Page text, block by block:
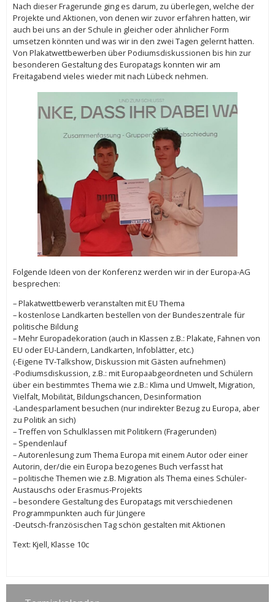
Nach dieser Fragerunde ging es darum, zu überlegen, welche der
Projekte und Aktionen, von denen wir zuvor erfahren hatten, wir
auch bei uns an der Schule in gleicher oder ähnlicher Form
umsetzen könnten und was wir in den zwei Tagen gelernt hatten.
Von Plakatwettbewerben über Podiumsdiskussionen bis hin zur
besonderen Gestaltung des Europatags konnten wir am
Freitagabend vieles wieder mit nach Lübeck nehmen.
Folgende Ideen von der Konferenz werden wir in der Europa-AG
besprechen:
– Plakatwettbewerb veranstalten mit EU Thema
– kostenlose Landkarten bestellen von der Bundeszentrale für
politische Bildung
– Mehr Europadekoration (auch in Klassen z.B.: Plakate, Fahnen von
EU oder EU-Ländern, Landkarten, Infoblätter, etc.)
(-Eigene TV-Talkshow, Diskussion mit Gästen aufnehmen)
-Podiumsdiskussion, z.B.: mit Europaabgeordneten und Schülern
über ein bestimmtes Thema wie z.B.: Klima und Umwelt, Migration,
Vielfalt, Mobilität, Bildungschancen, Desinformation
-Landesparlament besuchen (nur indirekter Bezug zu Europa, aber
zu Politik an sich)
– Treffen von Schulklassen mit Politikern (Fragerunden)
– Spendenlauf
– Autorenlesung zum Thema Europa mit einem Autor oder einer
Autorin, der/die ein Europa bezogenes Buch verfasst hat
– politische Themen wie z.B. Migration als Thema eines Schüler-
Austauschs oder Erasmus-Projekts
– besondere Gestaltung des Europatags mit verschiedenen
Programmpunkten auch für Jüngere
-Deutsch-französischen Tag schön gestalten mit Aktionen
Text: Kjell, Klasse 10c